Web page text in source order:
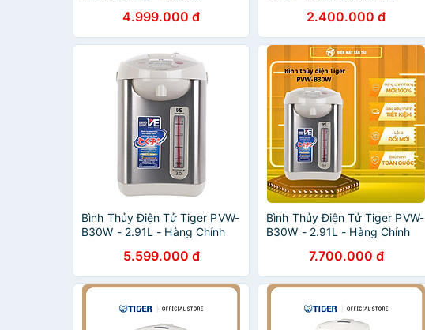
4.999.000 đ 2.400.000 đ
Bình Thủy Điện Tử Tiger PVW-
B30W - 2.91L - Hàng Chính
5.599.000 đ
Bình Thủy Điện Tử Tiger PVW-
B30W - 2.91L - Hàng Chính
7.700.000 đ